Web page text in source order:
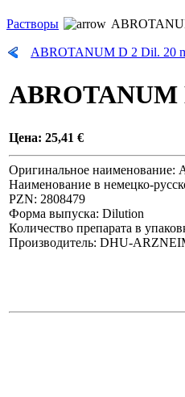
Растворы
ABROTANUM D 2 Dil. 20
Цена: 25,41 €
Оригинальное
Наименование в немецко-
PZN: 2808479
Форма выпуска: Dilution
Количество препарата в
Производитель: DHU-